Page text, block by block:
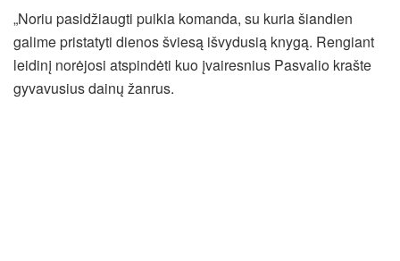
„Noriu pasidžiaugti puikia komanda, su kuria šiandien
galime pristatyti dienos šviesą išvydusią knygą. Rengiant
leidinį norėjosi atspindėti kuo įvairesnius Pasvalio krašte
gyvavusius dainų žanrus.